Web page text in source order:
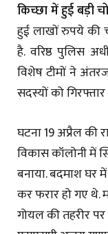
किच्छा में हुई बड़ी
हुई लाखों रुपये की
है. वरिष्ठ पुलिस
विशेष टीमों ने
सदस्यों को
घटना 19 अप्रैल की
विकास कॉलोनी में
बनाया. बदमाश घर
कर फरार हो गए थे.
गोयल की तहरीर